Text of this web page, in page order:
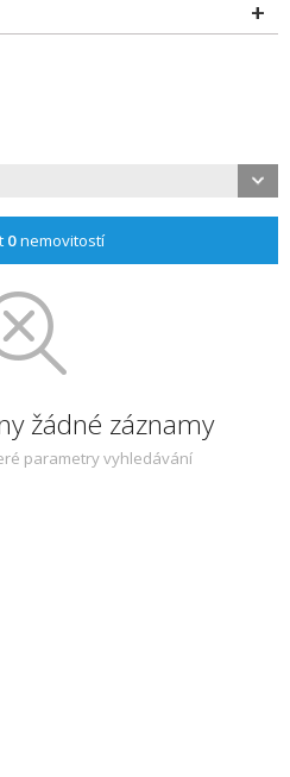
0nemovitostí
žádné záznamy
parametry vyhledávání